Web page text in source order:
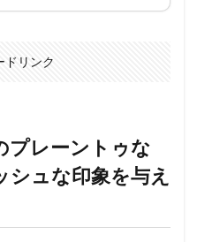
ドリンク
プレーントゥな
ュな印象を与え